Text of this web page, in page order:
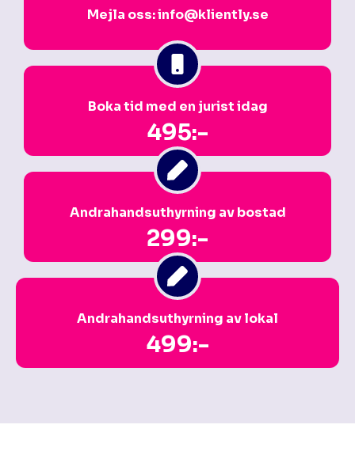
Mejla oss: info@kliently.se
Boka tid med en jurist idag
495:-
Andrahandsuthyrning av bostad
299:-
Andrahandsuthyrning av lokal
499:-